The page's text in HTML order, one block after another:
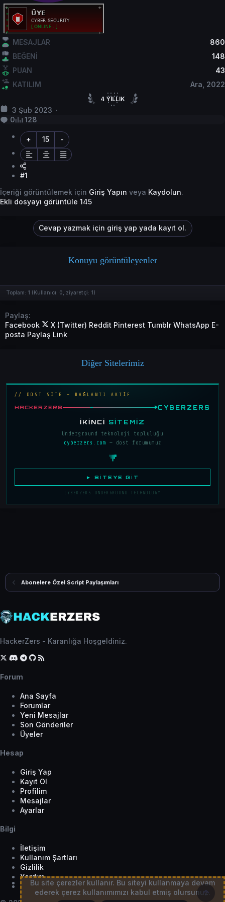
MESAJLAR
860
BEĞENİ
148
PUAN
43
KATILIM
Ara, 2022
4 YILLIK
3 Şub 2023
0
128
+ 15 -
#1
İçeriği görüntülemek için Giriş Yapın veya Kaydolun.
Ekli dosyayı görüntüle 145
Cevap yazmak için giriş yap yada kayıt ol.
Konuyu görüntüleyenler
Toplam: 1 (Kullanıcı: 0, ziyaretçi: 1)
Paylaş:
Facebook
X (Twitter) Reddit Pinterest Tumblr WhatsApp E-
posta Paylaş Link
Diğer Sitelerimiz
// DOST SİTE — BAĞLANTI AKTİF
HACKERZERS CYBERZERS
İKINCI SITEMIZ
Underground teknoloji topluluğu
cyberzers.com — dost forumumuz
► SITEYE GIT
CYBERZERS UNDERGROUND TECHNOLOGY
Abonelere Özel Script Paylaşımları
HackerZers - Karanlığa Hoşgeldiniz.
Forum
Ana Sayfa
Forumlar
Yeni Mesajlar
Son Gönderiler
Üyeler
Hesap
Giriş Yap
Kayıt Ol
Profilim
Mesajlar
Ayarlar
Bilgi
İletişim
Kullanım Şartları
Gizlilik
Yardım
Tema Seçici
Üst